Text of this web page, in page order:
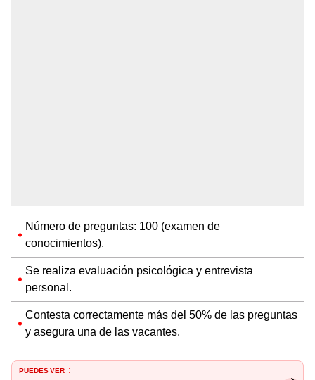
Número de preguntas: 100 (examen de
conocimientos).
Se realiza evaluación psicológica y entrevista
personal.
Contesta correctamente más del 50% de las preguntas
y asegura una de las vacantes.
PUEDES VER :